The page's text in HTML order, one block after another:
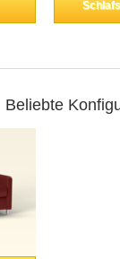
Beliebte